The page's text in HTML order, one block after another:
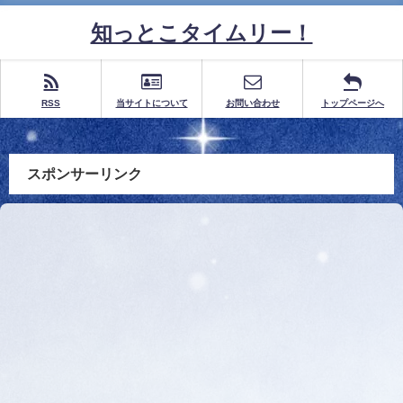
知っとこタイムリー！
RSS 当サイトについて お問い合わせ トップページへ
スポンサーリンク